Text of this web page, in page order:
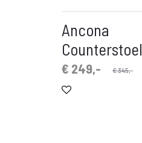
Ancona
Counterstoel
€345,-
Oorspronkelijke
€ 249,-
Huidige
prijs